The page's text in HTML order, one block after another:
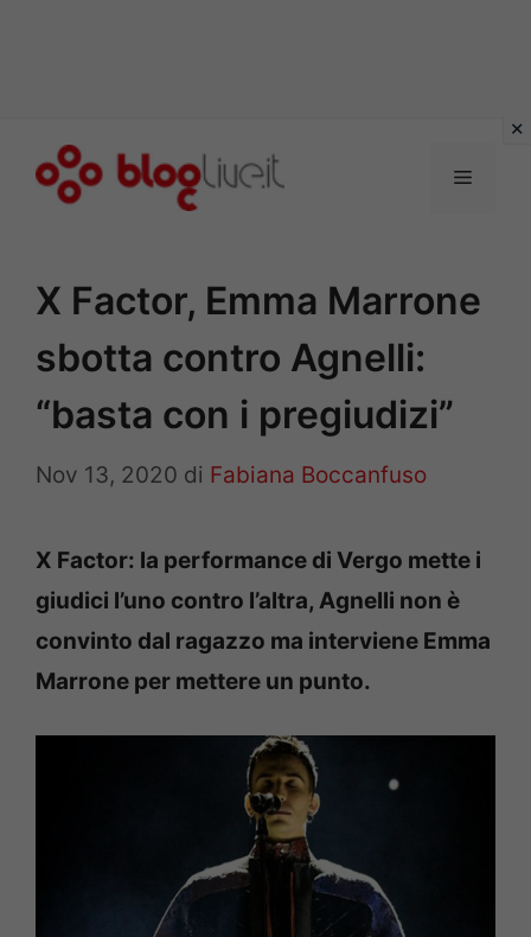
Menu
X Factor, Emma Marrone
sbotta contro Agnelli:
“basta con i pregiudizi”
Nov 13, 2020 di Fabiana Boccanfuso
X Factor: la performance di Vergo mette i
giudici l’uno contro l’altra, Agnelli non è
convinto dal ragazzo ma interviene Emma
Marrone per mettere un punto.